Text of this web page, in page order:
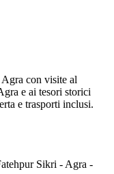
con visite al
e ai tesori storici
e trasporti inclusi.
Sikri - Agra -